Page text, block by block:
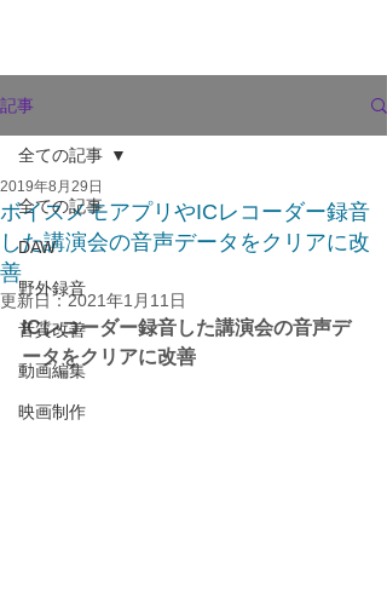
記事
全ての記事
DAW
野外録音
音質改善
動画編集
映画制作
全ての記事
ボイスメモアプリやICレコーダー録音
した講演会の音声データをクリアに改
善
2019年8月29日
更新日：2021年1月11日
ICレコーダー録音した講演会の音声デ
ータをクリアに改善